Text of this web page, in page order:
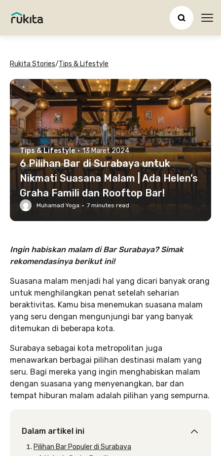
Rukita Stories/Tips & Lifestyle
Tips & Lifestyle · 13 Maret 2024
6 Pilihan Bar di Surabaya untuk
Nikmati Suasana Malam | Ada Helen’s
Graha Famili dan Rooftop Bar!
Muhamad Yoga · 7 minutes read
Ingin habiskan malam di Bar Surabaya? Simak
rekomendasinya berikut ini!
Suasana malam menjadi hal yang dicari banyak orang
untuk menghilangkan penat setelah seharian
beraktivitas. Kamu bisa menemukan suasana malam
yang seru dengan mengunjungi bar yang banyak
ditemukan di beberapa kota.
Surabaya sebagai kota metropolitan juga
menawarkan berbagai pilihan destinasi malam yang
seru. Bagi mereka yang ingin menghabiskan malam
dengan suasana yang menyenangkan, bar dan
tempat hiburan malam adalah pilihan yang sempurna.
Dalam artikel ini
Pilihan Bar Populer di Surabaya